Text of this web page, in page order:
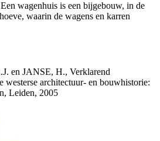
wagenhuis is een bijgebouw, in de
waarin de wagens en karren
en JANSE, H., Verklarend
westerse architectuur- en bouwhistorie:
Leiden, 2005